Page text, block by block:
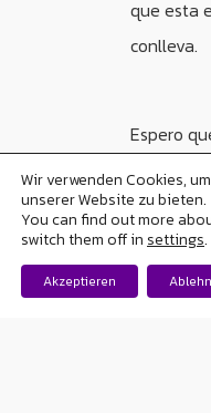
que esta
conlleva.
Espero
que a
incluso
supongo
Wir verwenden Cookies,
unserer Website zu bieten.
You can find out more
switch them off in settings.
Akzeptieren